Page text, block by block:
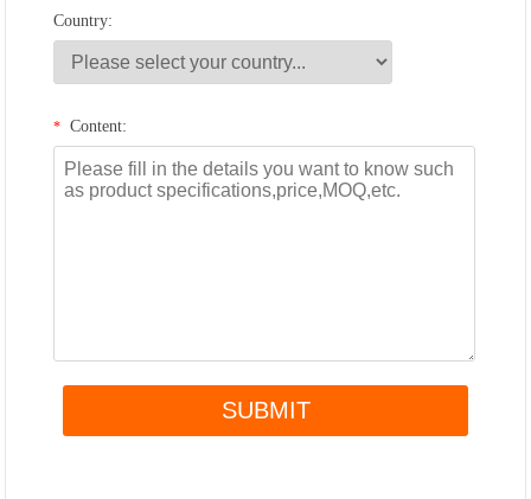
Country:
* Content: